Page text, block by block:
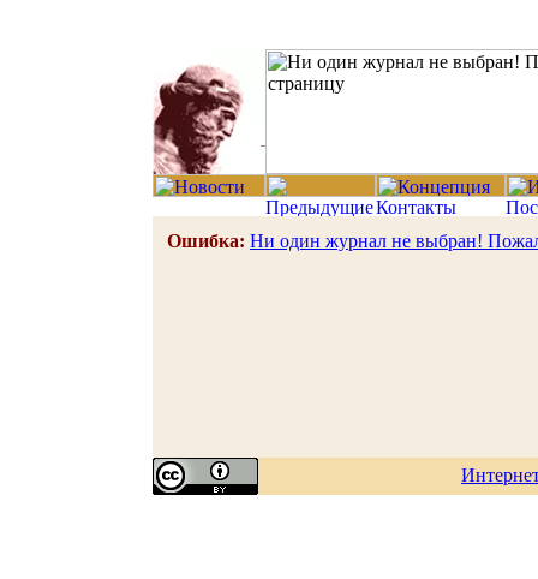
Ошибка: Ни один журнал не выбран!